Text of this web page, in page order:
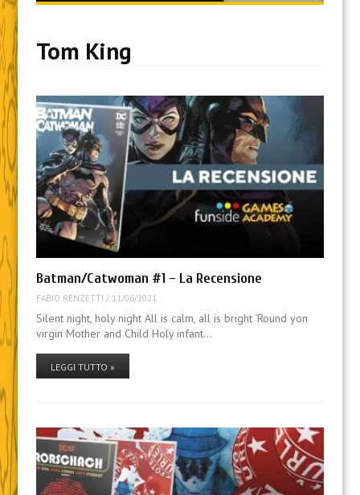
content
Tom King
Batman/Catwoman #1 – La Recensione
FABIO RENZETTI / 11/06/2021
Silent night, holy night All is calm, all is bright ‘Round yon
virgin Mother and Child Holy infant…
LEGGI TUTTO »